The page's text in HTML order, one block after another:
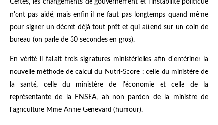
Certes, les changements de gouvernement et l'instabilité politique
n'ont pas aidé, mais enfin il ne faut pas longtemps quand même
pour signer un décret déjà tout prêt et qui attend sur un coin de
bureau (on parle de 30 secondes en gros).
En vérité il fallait trois signatures ministérielles afin d'entériner la
nouvelle méthode de calcul du Nutri-Score : celle du ministère de
la santé, celle du ministère de l'économie et celle de la
représentante de la FNSEA, ah non pardon de la ministre de
l'agriculture Mme Annie Genevard (humour).